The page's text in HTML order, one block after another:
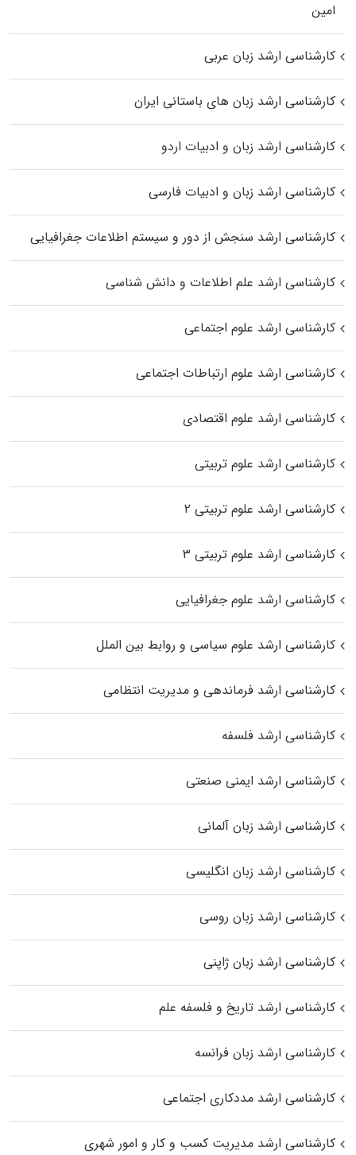
اﻣﻴﻦ
کارشناسی ارشد زبان عربی
کارشناسی ارشد زبان‌ های باستانی ایران
کارشناسی ارشد زبان و ادبیات اردو
کارشناسی ارشد زبان و ادبیات فارسی
کارشناسی ارشد سنجش از دور و سیستم اطلاعات جغرافیایی
کارشناسی ارشد علم اطلاعات و دانش شناسی
کارشناسی ارشد علوم اجتماعی
کارشناسی ارشد علوم ارتباطات اجتماعی
کارشناسی ارشد علوم اقتصادی
کارشناسی ارشد علوم تربیتی
کارشناسی ارشد علوم تربیتی ۲
کارشناسی ارشد علوم تربیتی ۳
کارشناسی ارشد علوم جغرافیایی
کارشناسی ارشد علوم سیاسی و روابط بین الملل
کارشناسی ارشد فرماندهی و مدیریت انتظامی
کارشناسی ارشد فلسفه
کارشناسی ارشد ایمنی صنعتی
کارشناسی ارشد زبان آلمانی
کارشناسی ارشد زبان انگلیسی
کارشناسی ارشد زبان روسی
کارشناسی ارشد زبان ژاپنی
کارشناسی ارشد تاریخ و فلسفه علم
کارشناسی ارشد زبان فرانسه
کارشناسی ارشد مددکاری اجتماعی
کارشناسی ارشد مدیریت کسب و کار و امور شهری